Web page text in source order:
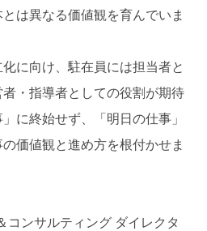
は異なる価値観を育んでいま
に向け、駐在員には担当者と
・指導者としての役割が期待
に終始せず、「明日の仕事」
価値観と進め方を根付かせま
コンサルティング ダイレクタ